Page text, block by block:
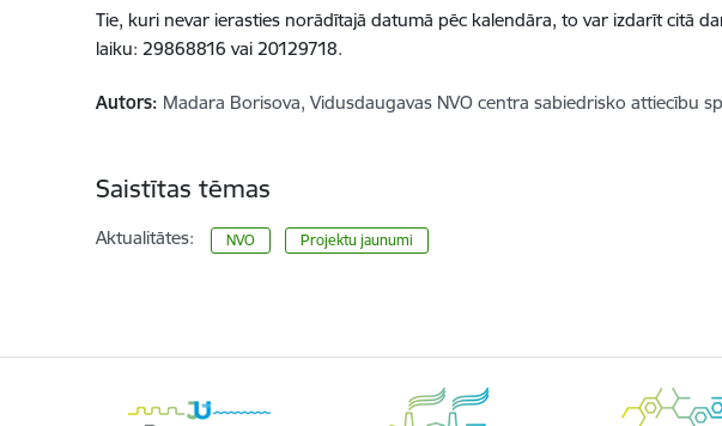
Tie, kuri nevar ierasties norādītajā datumā pēc kalendāra, to var izdarīt citā
laiku: 29868816 vai 20129718.
Autors: Madara Borisova, Vidusdaugavas NVO centra sabiedrisko attiecību
Saistītas tēmas
Aktualitātes: NVO Projektu jaunumi